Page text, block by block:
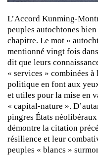
L’Accord Kunming-
peuples autochtones
chapitre. Le mot «
mentionné vingt fois
dit que leurs
« services » combinées
politique en font aux
et utiles pour la mise en
« capital-nature ».
pingres États
démontre la citation
résilience et leur
peuples « blancs »